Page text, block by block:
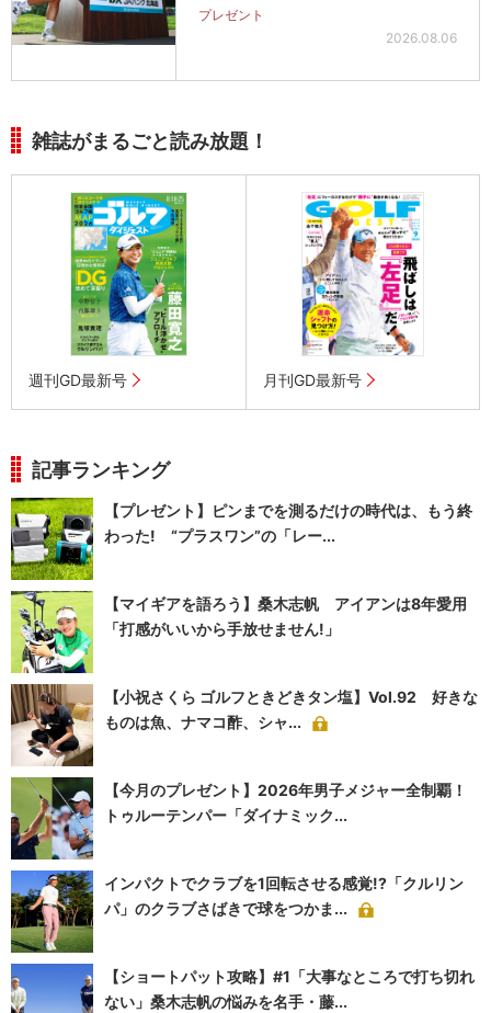
プレゼント
2026.08.06
雑誌がまるごと読み放題！
週刊GD最新号 月刊GD最新号
記事ランキング
【プレゼント】ピンまでを測るだけの時代は、もう終
わった! “プラスワン”の「レー...
【マイギアを語ろう】桑木志帆 アイアンは8年愛用
「打感がいいから手放せません!」
【小祝さくら ゴルフときどきタン塩】Vol.92 好きな
ものは魚、ナマコ酢、シャ...
【今月のプレゼント】2026年男子メジャー全制覇！
トゥルーテンパー「ダイナミック...
インパクトでクラブを1回転させる感覚!?「クルリン
パ」のクラブさばきで球をつかま...
【ショートパット攻略】#1「大事なところで打ち切れ
ない」桑木志帆の悩みを名手・藤...